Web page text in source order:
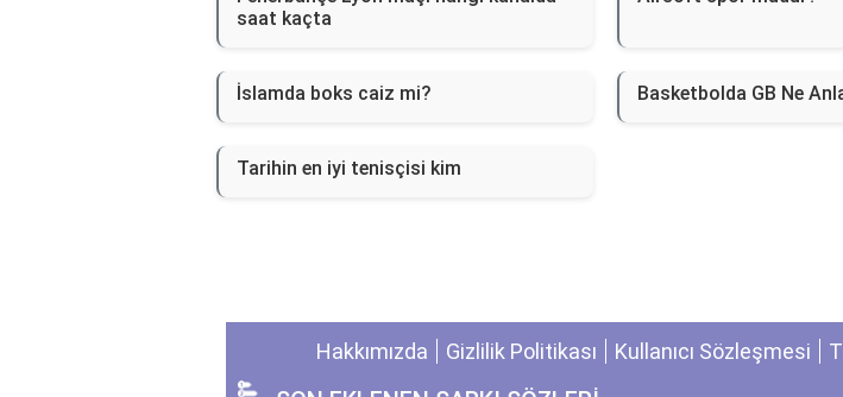
saat kaçta
İslamda boks caiz mi? Basketbolda GB Ne
Tarihin en iyi tenisçisi kim
Hakkımızda Gizlilik Politikası Kullanıcı Sözleşmesi